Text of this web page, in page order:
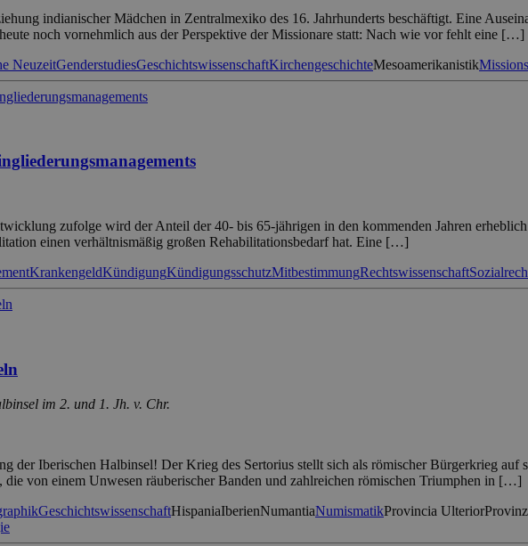
indianischer Mädchen in Zentralmexiko des 16. Jahrhunderts beschäftigt. Eine
noch vornehmlich aus der Perspektive der Missionare statt: Nach wie vor fehlt eine […]
NeuzeitGenderstudiesGeschichtswissenschaftKirchengeschichteMesoamerikanistik
zufolge wird der Anteil der 40- bis 65-jährigen in den kommenden Jahren
einen verhältnismäßig großen Rehabilitationsbedarf hat. Eine […]
KrankengeldKündigungKündigungsschutzMitbestimmungRechtswissenschaft
im 2. und 1. Jh. v. Chr.
der Iberischen Halbinsel! Der Krieg des Sertorius stellt sich als römischer Bürgerkrieg auf
von einem Unwesen räuberischer Banden und zahlreichen römischen Triumphen in […]
GeschichtswissenschaftHispaniaIberienNumantiaNumismatikProvincia Ulterior